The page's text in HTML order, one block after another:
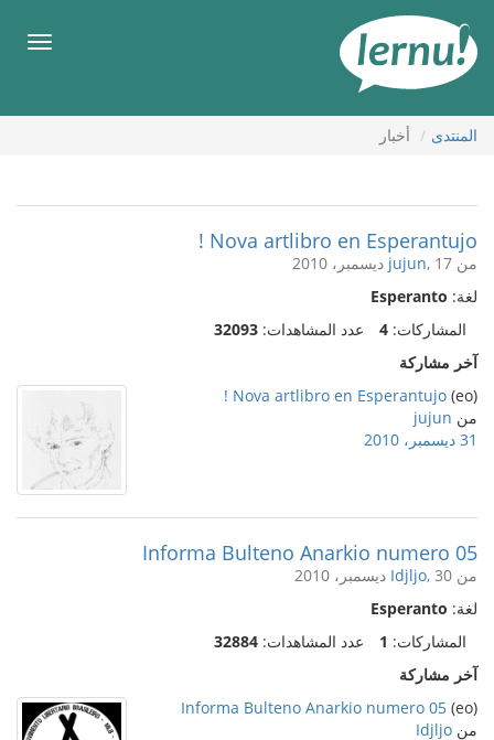
المحتويات
قائمة
المنتدى أخبار
Nova artlibro en Esperantujo !
من jujun, 17 ديسمبر، 2010
لغة: Esperanto
المشاركات: 4 عدد المشاهدات: 32093
آخر مشاركة
(eo)
Nova artlibro en Esperantujo !
من jujun
31 ديسمبر، 2010
Informa Bulteno Anarkio numero 05
من Idjljo, 30 ديسمبر، 2010
لغة: Esperanto
المشاركات: 1 عدد المشاهدات: 32884
آخر مشاركة
(eo)
Informa Bulteno Anarkio numero 05
من Idjljo